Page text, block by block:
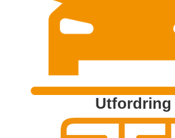
Utfordring